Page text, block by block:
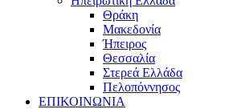
Θράκη
Μακεδονία
Ήπειρος
Θεσσαλία
Στερεά Ελλάδα
Πελοπόννησος
ΕΠΙΚΟΙΝΩΝΙΑ